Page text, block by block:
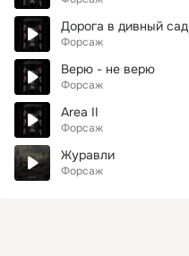
Дорога в дивный сад
Форсаж
Верю - не верю
Форсаж
Area II
Форсаж
Журавли
Форсаж